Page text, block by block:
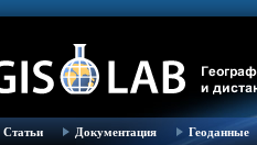
Статьи Документация Геоданные